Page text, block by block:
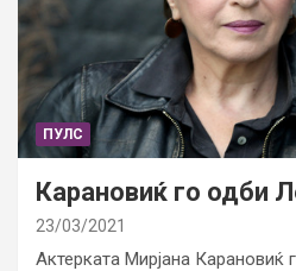
ПУЛС
Карановиќ го одби
23/03/2021
Актерката Мирјана Карановиќ